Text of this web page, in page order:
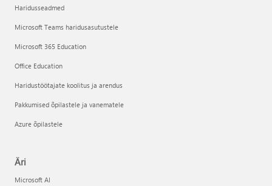
Haridusseadmed
Microsoft Teams haridusasutustele
Microsoft 365 Education
Office Education
Haridustöötajate koolitus ja arendus
Pakkumised õpilastele ja vanematele
Azure õpilastele
Äri
Microsoft AI